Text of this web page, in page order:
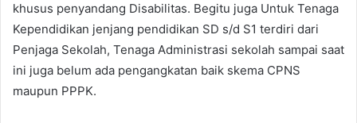
khusus penyandang Disabilitas. Begitu juga Untuk Tenaga
Kependidikan jenjang pendidikan SD s/d S1 terdiri dari
Penjaga Sekolah, Tenaga Administrasi sekolah sampai saat
ini juga belum ada pengangkatan baik skema CPNS
maupun PPPK.